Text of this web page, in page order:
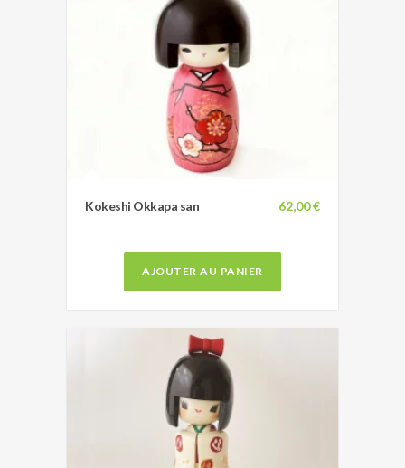
62,00 €
Kokeshi Okkapa san
AJOUTER AU PANIER